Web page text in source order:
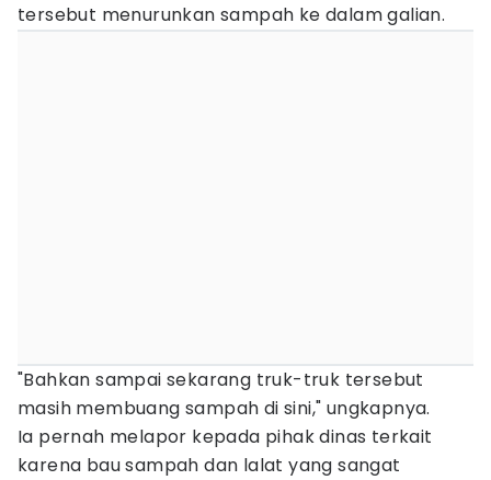
tersebut menurunkan sampah ke dalam galian.
"Bahkan sampai sekarang truk-truk tersebut
masih membuang sampah di sini," ungkapnya.
Ia pernah melapor kepada pihak dinas terkait
karena bau sampah dan lalat yang sangat